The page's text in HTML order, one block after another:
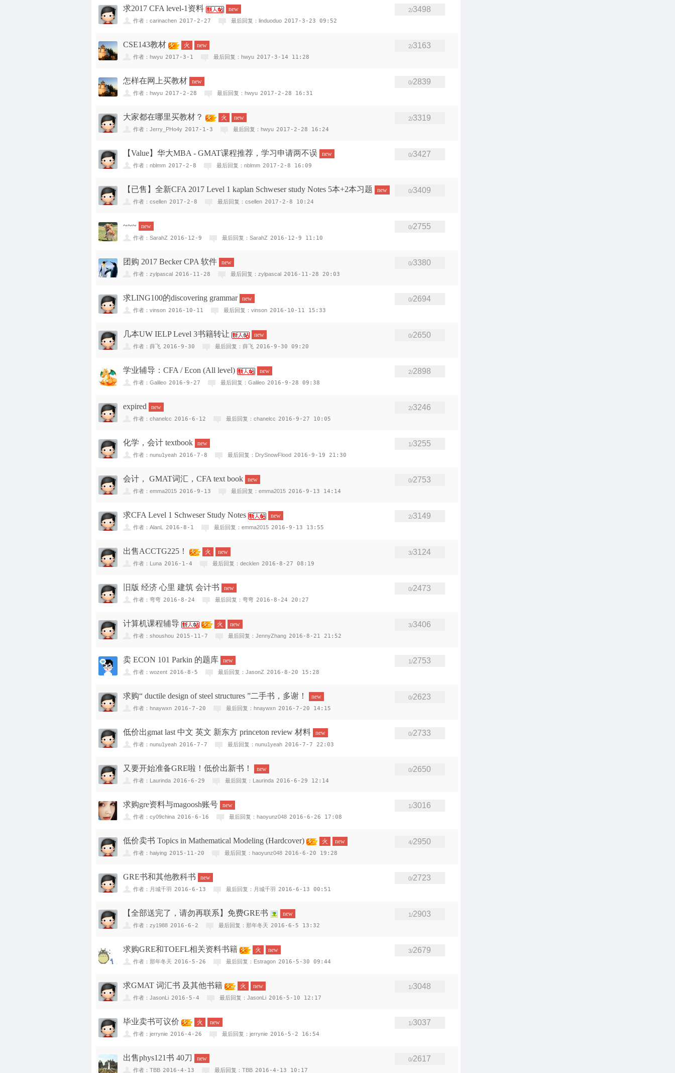
求2017 CFA level-1资料 new
作者：carinachen 2017-2-27 最后回复：linduoduo 2017-3-23 09:52
2/3498
CSE143教材 火 new
作者：hwyu 2017-3-1 最后回复：hwyu 2017-3-14 11:28
2/3163
怎样在网上买教材 new
作者：hwyu 2017-2-28 最后回复：hwyu 2017-2-28 16:31
0/2839
大家都在哪里买教材？ 火 new
作者：Jerry_PHo4y 2017-1-3 最后回复：hwyu 2017-2-28 16:24
2/3319
【Value】华大MBA - GMAT课程推荐，学习申请两不误 new
作者：nblmm 2017-2-8 最后回复：nblmm 2017-2-8 16:09
0/3427
【已售】全新CFA 2017 Level 1 kaplan Schweser study Notes 5本+2本习题 new
作者：csellen 2017-2-8 最后回复：csellen 2017-2-8 10:24
0/3409
~~~ new
作者：SarahZ 2016-12-9 最后回复：SarahZ 2016-12-9 11:10
0/2755
团购 2017 Becker CPA 软件 new
作者：zylpascal 2016-11-28 最后回复：zylpascal 2016-11-28 20:03
0/3380
求LING100的discovering grammar new
作者：vinson 2016-10-11 最后回复：vinson 2016-10-11 15:33
0/2694
几本UW IELP Level 3书籍转让 new
作者：薛飞 2016-9-30 最后回复：薛飞 2016-9-30 09:20
0/2650
学业辅导：CFA / Econ (All level) new
作者：Galileo 2016-9-27 最后回复：Galileo 2016-9-28 09:38
2/2898
expired new
作者：chanelcc 2016-6-12 最后回复：chanelcc 2016-9-27 10:05
2/3246
化学，会计 textbook new
作者：nunu1yeah 2016-7-8 最后回复：DrySnowFlood 2016-9-19 21:30
1/3255
会计， GMAT词汇，CFA text book new
作者：emma2015 2016-9-13 最后回复：emma2015 2016-9-13 14:14
0/2753
求CFA Level 1 Schweser Study Notes new
作者：AlanL 2016-8-1 最后回复：emma2015 2016-9-13 13:55
2/3149
出售ACCTG225！ 火 new
作者：Luna 2016-1-4 最后回复：decklen 2016-8-27 08:19
3/3124
旧版 经济 心里 建筑 会计书 new
作者：弯弯 2016-8-24 最后回复：弯弯 2016-8-24 20:27
0/2473
计算机课程辅导 火 new
作者：shoushou 2015-11-7 最后回复：JennyZhang 2016-8-21 21:52
3/3406
卖 ECON 101 Parkin 的题库 new
作者：wozent 2016-8-5 最后回复：JasonZ 2016-8-20 15:28
1/2753
求购“ ductile design of steel structures ”二手书，多谢！ new
作者：hnaywxn 2016-7-20 最后回复：hnaywxn 2016-7-20 14:15
0/2623
低价出gmat last 中文 英文 新东方 princeton review 材料 new
作者：nunu1yeah 2016-7-7 最后回复：nunu1yeah 2016-7-7 22:03
0/2733
又要开始准备GRE啦！低价出新书！ new
作者：Laurinda 2016-6-29 最后回复：Laurinda 2016-6-29 12:14
0/2650
求购gre资料与magoosh账号 new
作者：cy09china 2016-6-16 最后回复：haoyunz048 2016-6-26 17:08
1/3016
低价卖书 Topics in Mathematical Modeling (Hardcover) 火 new
作者：haiying 2015-11-20 最后回复：haoyunz048 2016-6-20 19:28
4/2950
GRE书和其他教科书 new
作者：月城千羽 2016-6-13 最后回复：月城千羽 2016-6-13 00:51
0/2723
【全部送完了，请勿再联系】免费GRE书 new
作者：zy1988 2016-6-2 最后回复：那年冬天 2016-6-5 13:32
1/2903
求购GRE和TOEFL相关资料书籍 火 new
作者：那年冬天 2016-5-26 最后回复：Estragon 2016-5-30 09:44
3/2679
求GMAT 词汇书 及其他书籍 火 new
作者：JasonLi 2016-5-4 最后回复：JasonLi 2016-5-10 12:17
1/3048
毕业卖书可议价 火 new
作者：jerrynie 2016-4-26 最后回复：jerrynie 2016-5-2 16:54
1/3037
出售phys121书 40刀 new
作者：TBB 2016-4-13 最后回复：TBB 2016-4-13 10:17
0/2617